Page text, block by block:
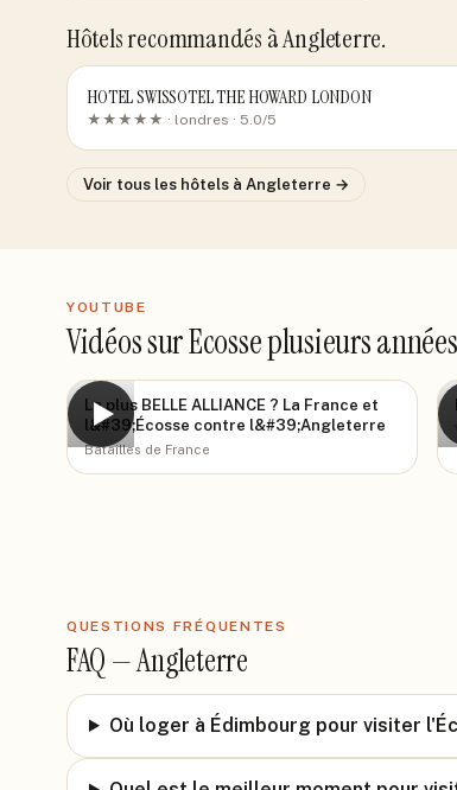
Hôtels recommandés à Angleterre.
HOTEL SWISSOTEL THE HOWARD LONDON
★★★★★ · londres · 5.0/5
Voir tous les hôtels à Angleterre →
YOUTUBE
Vidéos sur Ecosse plusieurs années
▶
La plus BELLE ALLIANCE ? La France et
l&#39;Écosse contre l&#39;Angleterre
Batailles de France
QUESTIONS FRÉQUENTES
FAQ —Angleterre
Où loger à Édimbourg pour visiter